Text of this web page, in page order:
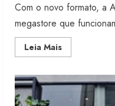
Com o novo formato, a
megastore que
Leia MaisRead
more
expande
rede
física